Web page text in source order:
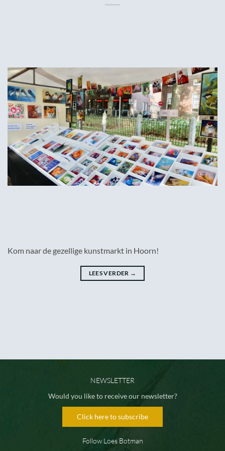
Kom naar de gezellige kunstmarkt in Hoorn!
LEES VERDER →
NEWSLETTER
Would you like to receive our newsletter?
Click here to subscribe
Follow Loes Botman